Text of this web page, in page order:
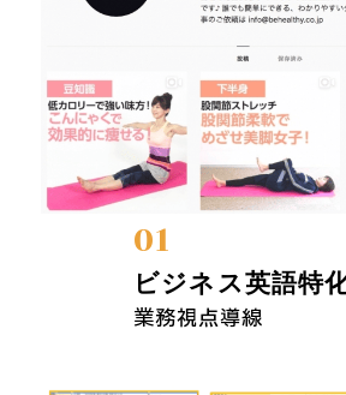
01
ビジネス英語特
業務視点導線